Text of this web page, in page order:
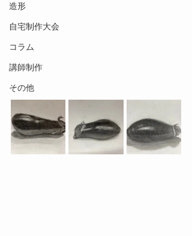
造形
自宅制作大会
コラム
講師制作
その他